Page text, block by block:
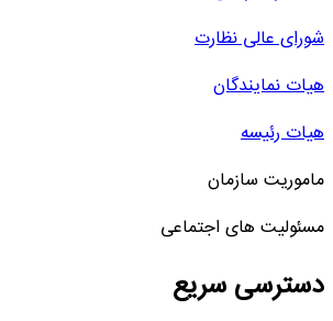
شورای عالی نظارت
هیات نمایندگان
هیات رئیسه
ماموریت سازمان
مسئولیت های اجتماعی
دسترسی سریع